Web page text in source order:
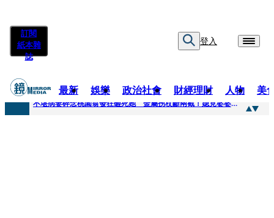
訂閱
紙本雜
誌
登入
最新 娛樂 政治社會 財經理財 人物 美
快訊
不堪病妻碎念桃園翁發狂砸死她 金屬拐杖斷兩截！媳見婆婆屍右臉全爛